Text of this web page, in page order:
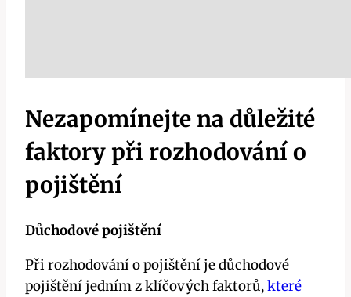
Nezapomínejte na důležité
faktory při rozhodování o
pojištění
Důchodové pojištění
Při rozhodování o pojištění je důchodové
pojištění jedním z klíčových faktorů,které